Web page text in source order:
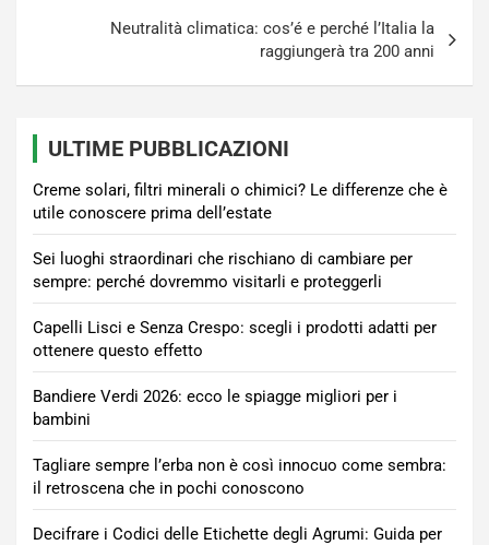
Neutralità climatica: cos’é e perché l’Italia la
raggiungerà tra 200 anni
ULTIME PUBBLICAZIONI
Creme solari, filtri minerali o chimici? Le differenze che è
utile conoscere prima dell’estate
Sei luoghi straordinari che rischiano di cambiare per
sempre: perché dovremmo visitarli e proteggerli
Capelli Lisci e Senza Crespo: scegli i prodotti adatti per
ottenere questo effetto
Bandiere Verdi 2026: ecco le spiagge migliori per i
bambini
Tagliare sempre l’erba non è così innocuo come sembra:
il retroscena che in pochi conoscono
Decifrare i Codici delle Etichette degli Agrumi: Guida per